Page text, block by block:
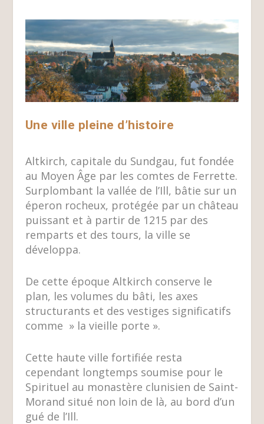
Une ville pleine d’histoire
Altkirch, capitale du Sundgau, fut fondée
au Moyen Âge par les comtes de Ferrette.
Surplombant la vallée de l’Ill, bâtie sur un
éperon rocheux, protégée par un château
puissant et à partir de 1215 par des
remparts et des tours, la ville se
développa.
De cette époque Altkirch conserve le
plan, les volumes du bâti, les axes
structurants et des vestiges significatifs
comme » la vieille porte ».
Cette haute ville fortifiée resta
cependant longtemps soumise pour le
Spirituel au monastère clunisien de Saint-
Morand situé non loin de là, au bord d’un
gué de l’Ill.